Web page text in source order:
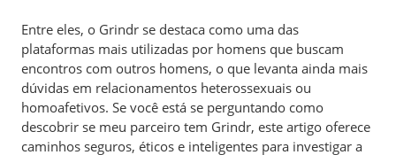
Entre eles, o Grindr se destaca como uma das
plataformas mais utilizadas por homens que buscam
encontros com outros homens, o que levanta ainda mais
dúvidas em relacionamentos heterossexuais ou
homoafetivos. Se você está se perguntando como
descobrir se meu parceiro tem Grindr, este artigo oferece
caminhos seguros, éticos e inteligentes para investigar a